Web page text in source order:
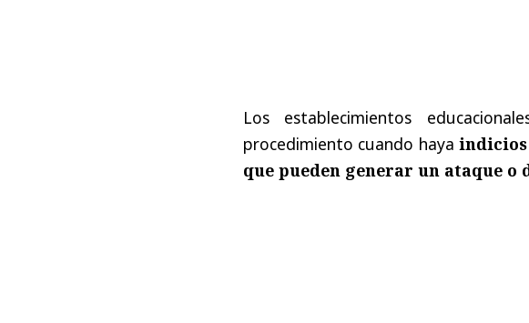
Los establecimientos
procedimiento cuando haya indicios
que pueden generar un ataque o